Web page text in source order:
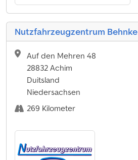
Nutzfahrzeugzentrum Behnke
Auf den Mehren 48
28832 Achim
Duitsland
Niedersachsen
269 Kilometer